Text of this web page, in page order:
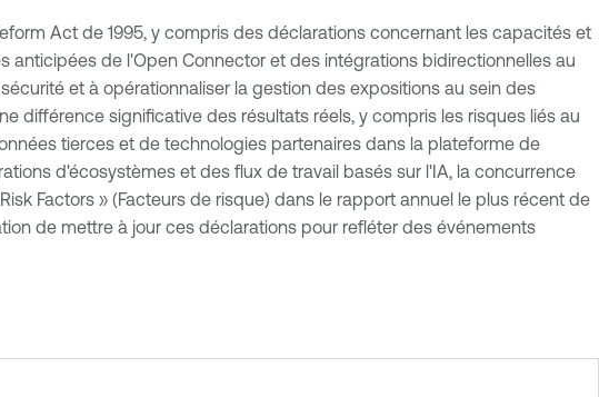
Act de 1995, y compris des déclarations concernant les capacités et
anticipées de l'Open Connector et des intégrations bidirectionnelles au
et à opérationnaliser la gestion des expositions au sein des
différence significative des résultats réels, y compris les risques liés au
tierces et de technologies partenaires dans la plateforme de
d'écosystèmes et des flux de travail basés sur l'IA, la concurrence
Factors » (Facteurs de risque) dans le rapport annuel le plus récent de
de mettre à jour ces déclarations pour refléter des événements